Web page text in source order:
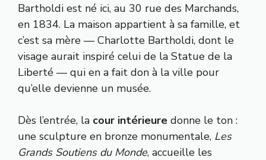
Bartholdi est né ici, au 30 rue des Marchands,
en 1834. La maison appartient à sa famille, et
c’est sa mère — Charlotte Bartholdi, dont le
visage aurait inspiré celui de la Statue de la
Liberté — qui en a fait don à la ville pour
qu’elle devienne un musée.
Dès l’entrée, la cour intérieure donne le ton :
une sculpture en bronze monumentale, Les
Grands Soutiens du Monde, accueille les